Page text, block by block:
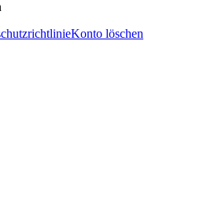
Konto löschen